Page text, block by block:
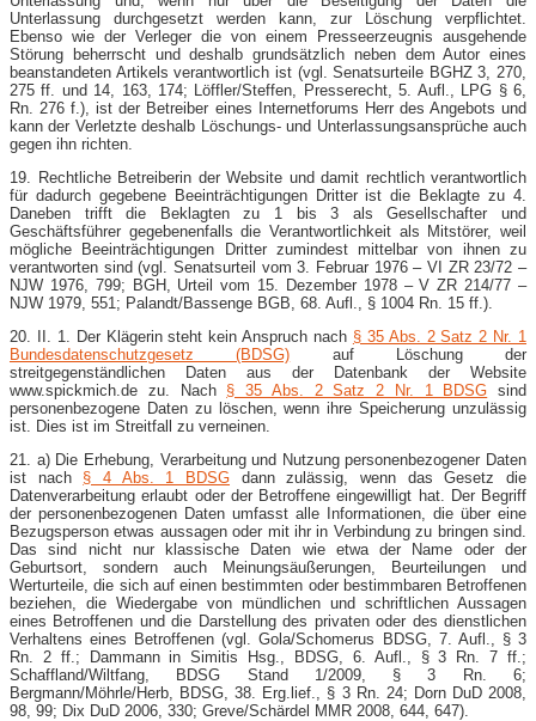
Unterlassung durchgesetzt werden kann, zur Löschung verpflichtet.
Ebenso wie der Verleger die von einem Presseerzeugnis ausgehende
Störung beherrscht und deshalb grundsätzlich neben dem Autor eines
beanstandeten Artikels verantwortlich ist (vgl. Senatsurteile BGHZ 3, 270,
275 ff. und 14, 163, 174; Löffler/Steffen, Presserecht, 5. Aufl., LPG § 6,
Rn. 276 f.), ist der Betreiber eines Internetforums Herr des Angebots und
kann der Verletzte deshalb Löschungs- und Unterlassungsansprüche auch
gegen ihn richten.
19. Rechtliche Betreiberin der Website und damit rechtlich verantwortlich
für dadurch gegebene Beeinträchtigungen Dritter ist die Beklagte zu 4.
Daneben trifft die Beklagten zu 1 bis 3 als Gesellschafter und
Geschäftsführer gegebenenfalls die Verantwortlichkeit als Mitstörer, weil
mögliche Beeinträchtigungen Dritter zumindest mittelbar von ihnen zu
verantworten sind (vgl. Senatsurteil vom 3. Februar 1976 – VI ZR 23/72 –
NJW 1976, 799; BGH, Urteil vom 15. Dezember 1978 – V ZR 214/77 –
NJW 1979, 551; Palandt/Bassenge BGB, 68. Aufl., § 1004 Rn. 15 ff.).
20. II. 1. Der Klägerin steht kein Anspruch nach § 35 Abs. 2 Satz 2 Nr. 1
Bundesdatenschutzgesetz (BDSG) auf Löschung der
streitgegenständlichen Daten aus der Datenbank der Website
www.spickmich.de zu. Nach § 35 Abs. 2 Satz 2 Nr. 1 BDSG sind
personenbezogene Daten zu löschen, wenn ihre Speicherung unzulässig
ist. Dies ist im Streitfall zu verneinen.
21. a) Die Erhebung, Verarbeitung und Nutzung personenbezogener Daten
ist nach § 4 Abs. 1 BDSG dann zulässig, wenn das Gesetz die
Datenverarbeitung erlaubt oder der Betroffene eingewilligt hat. Der Begriff
der personenbezogenen Daten umfasst alle Informationen, die über eine
Bezugsperson etwas aussagen oder mit ihr in Verbindung zu bringen sind.
Das sind nicht nur klassische Daten wie etwa der Name oder der
Geburtsort, sondern auch Meinungsäußerungen, Beurteilungen und
Werturteile, die sich auf einen bestimmten oder bestimmbaren Betroffenen
beziehen, die Wiedergabe von mündlichen und schriftlichen Aussagen
eines Betroffenen und die Darstellung des privaten oder des dienstlichen
Verhaltens eines Betroffenen (vgl. Gola/Schomerus BDSG, 7. Aufl., § 3
Rn. 2 ff.; Dammann in Simitis Hsg., BDSG, 6. Aufl., § 3 Rn. 7 ff.;
Schaffland/Wiltfang, BDSG Stand 1/2009, § 3 Rn. 6;
Bergmann/Möhrle/Herb, BDSG, 38. Erg.lief., § 3 Rn. 24; Dorn DuD 2008,
98, 99; Dix DuD 2006, 330; Greve/Schärdel MMR 2008, 644, 647).